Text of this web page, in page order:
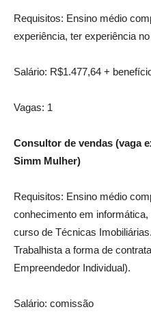
Requisitos: Ensino médio
experiência, ter experiência
Salário: R$1.477,64 +
Vagas: 1
Consultor de vendas (vaga
Simm Mulher)
Requisitos: Ensino médio
conhecimento em
curso de Técnicas
Trabalhista a forma de
Empreendedor Individual).
Salário: comissão